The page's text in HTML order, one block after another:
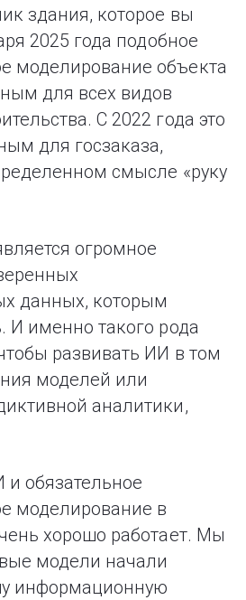
здания, которое вы
2025 года подобное
моделирование объекта
для всех видов
С 2022 года это
для госзаказа,
смысле «руку
огромное
данных, которым
И именно такого рода
развивать ИИ в том
моделей или
аналитики,
и обязательное
моделирование в
хорошо работает. Мы
модели начали
информационную